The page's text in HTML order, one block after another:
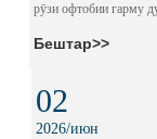
рӯзи офтобии гарму
Бештар>>
02
2026/июн